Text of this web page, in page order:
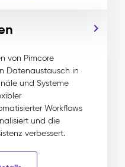
von Pimcore
Datenaustausch in
und Systeme
Workflows
und die
verbessert.